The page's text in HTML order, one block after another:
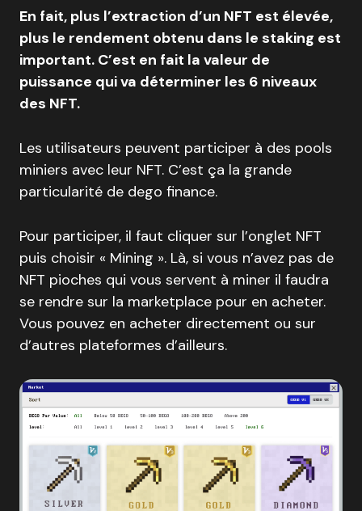
En fait, plus l’extraction d’un NFT est élevée,
plus le rendement obtenu dans le staking est
important. C’est en fait la valeur de
puissance qui va déterminer les 6 niveaux
des NFT.
Les utilisateurs peuvent participer à des pools
miniers avec leur NFT. C’est ça la grande
particularité de dego finance.
Pour participer, il faut cliquer sur l’onglet NFT
puis choisir « Mining ». Là, si vous n’avez pas de
NFT pioches qui vous servent à miner il faudra
se rendre sur la marketplace pour en acheter.
Vous pouvez en acheter directement ou sur
d’autres plateformes d’ailleurs.